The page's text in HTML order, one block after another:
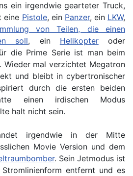
ein irgendwie gearteter Truck,
eine Pistole, ein Panzer, ein LKW,
von Teilen, die einen
soll, ein Helikopteroder
die Prime Serie ist man beim
Wieder mal verzichtet Megatron
und bleibt in cybertronischer
durch die ersten beiden
einen irdischen Modus
halt nicht sein.
irgendwie in der Mitte
Movie Version und dem
. Sein Jetmodus ist
entfernt und es